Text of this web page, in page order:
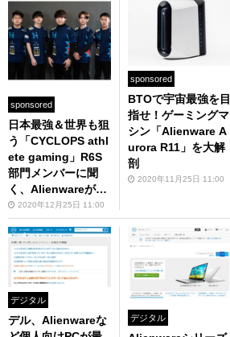
sponsored
日本最強＆世界も狙
う「CYCLOPS athl
ete gaming」R6S
部門メンバーに聞
く、Alienwareがゲ
ーム・eスポーツで
最強な理由
2020年12月25日 11:00
sponsored
BTOで宇宙最強を目
指せ！ゲーミングマ
シン「Alienware A
urora R11」を大解
剖
2020年11月25日 11:00
デジタル
デル、Alienwareな
デジタル